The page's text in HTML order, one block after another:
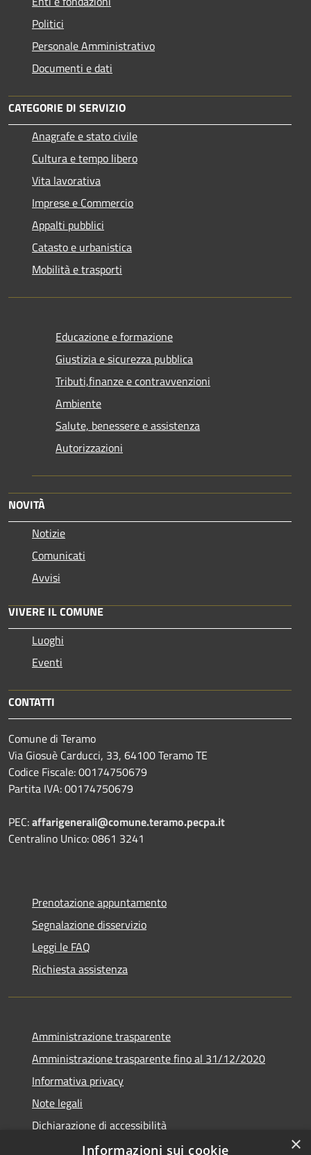
Politici
Personale Amministrativo
Documenti e dati
CATEGORIE DI SERVIZIO
Anagrafe e stato civile
Cultura e tempo libero
Vita lavorativa
Imprese e Commercio
Appalti pubblici
Catasto e urbanistica
Mobilità e trasporti
Educazione e formazione
Giustizia e sicurezza pubblica
Tributi,finanze e contravvenzioni
Ambiente
Salute, benessere e assistenza
Autorizzazioni
NOVITÀ
Notizie
Comunicati
Avvisi
VIVERE IL COMUNE
Luoghi
Eventi
CONTATTI
Comune di Teramo
Via Giosuè Carducci, 33, 64100 Teramo TE
Codice Fiscale: 00174750679
Partita IVA: 00174750679
PEC:affarigenerali@comune.teramo.pecpa.it
Centralino Unico: 0861 3241
Prenotazione appuntamento
Segnalazione disservizio
Leggi le FAQ
Richiesta assistenza
Amministrazione trasparente
Amministrazione trasparente fino al 31/12/2020
Informativa privacy
Note legali
Dichiarazione di accessibilità
×
Informazioni sui cookie